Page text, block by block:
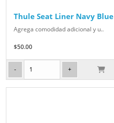
Thule Seat Liner Navy Blue
Agrega comodidad adicional y u..
$50.00